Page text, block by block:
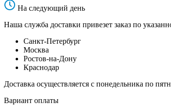
На следующий день
Наша служба доставки привезет заказ по
Санкт-Петербург
Москва
Ростов-на-Дону
Краснодар
Доставка осуществляется с понедельника по
Вариант оплаты